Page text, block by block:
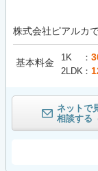
株式会社ピアルカ
基本料金 1K
2LDK
ネットで
相談する